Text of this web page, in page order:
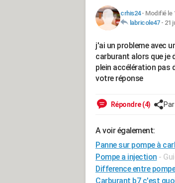
crhis24- Modifié le
labricole47- 21
j'ai un probleme avec
carburant alors que je
plein accélération pas
votre réponse
Répondre (4)
A voir également:
Panne sur pompe à
Pompe a injection -
Difference entre
Carburant b7 c'est